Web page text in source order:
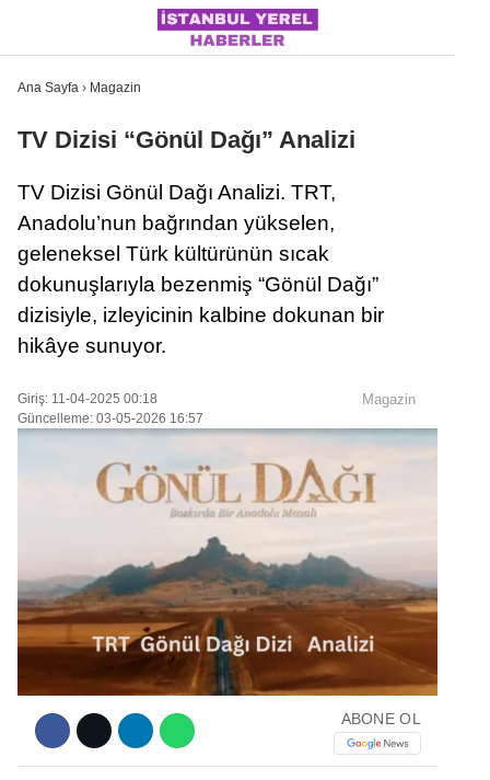
WhatsApp İhbar Hattı
Facebook
Instagram
Youtube
İSTANBUL
ÜLKE GÜNDEMI
POLITIKA
SAĞLIK
SOSYAL MEDYA
Ana Sayfa › Magazin
TV Dizisi “Gönül Dağı” Analizi
TV Dizisi Gönül Dağı Analizi. TRT,
Anadolu’nun bağrından yükselen,
geleneksel Türk kültürünün sıcak
dokunuşlarıyla bezenmiş “Gönül Dağı”
dizisiyle, izleyicinin kalbine dokunan bir
hikâye sunuyor.
Giriş: 11-04-2025 00:18
Güncelleme: 03-05-2026 16:57
Magazin
ABONE OL